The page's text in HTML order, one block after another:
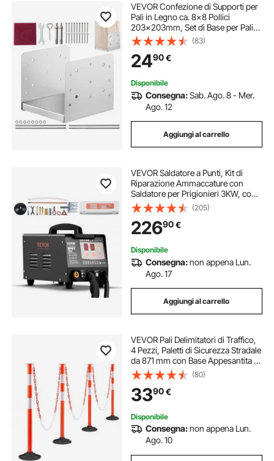
VEVOR Confezione di Supporti per
Pali in Legno ca. 8x8 Pollici
203x203mm, Set di Base per Pali
Interni in Acciaio Inox per
Ancoraggio Pali in Legno Ringhiere,
Corrimano di Terrazze, Portici,
Argento
(83)
2490€
Disponibile
Consegna:Sab. Ago. 8 - Mer.
Ago. 12
Aggiungi al carrello
VEVOR Saldatore a Punti, Kit di
Riparazione Ammaccature con
Saldatore per Prigionieri 3KW, con
Saldatura a Punti Automatica
Manuale e 7 Modalità, Estrattore per
(205)
22690€
Disponibile
Consegna:non appena Lun.
Ago. 17
Aggiungi al carrello
VEVOR Pali Delimitatori di Traffico,
4 Pezzi, Paletti di Sicurezza Stradale
da 871 mm con Base Appesantita e
Strisce Riflettenti e Catena, Pali
Delimitatori per Cantieri Edili,
Parcheggi, Rosso
(80)
3390€
Disponibile
Consegna:non appena Lun.
Ago. 10